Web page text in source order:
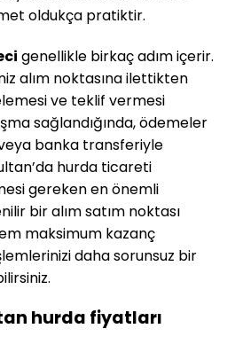
oldukça pratiktir.
genellikle birkaç adım içerir.
alım noktasına ilettikten
ve teklif vermesi
sağlandığında, ödemeler
banka transferiyle
hurda ticareti
gereken en önemli
bir alım satım noktası
maksimum kazanç
daha sorunsuz bir
hurda fiyatları